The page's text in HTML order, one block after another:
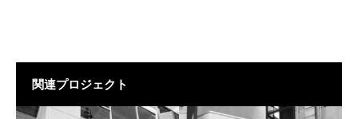
関連プロジェクト